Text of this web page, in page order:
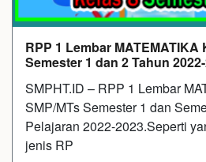
RPP 1 Lembar MATEMATIKA
Semester 1 dan 2 Tahun
SMPHT.ID – RPP 1 Lembar
SMP/MTs Semester 1 dan
Pelajaran 2022-2023.Seperti
jenis RP